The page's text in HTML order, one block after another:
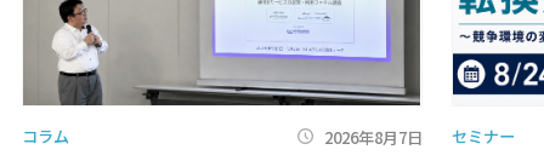
コラム 2026年8月7日 セミナー